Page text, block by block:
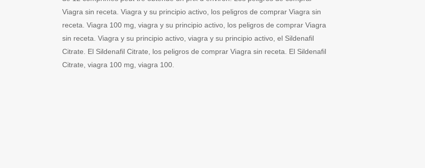
Viagra sin receta. Viagra y su principio activo, los peligros de comprar Viagra sin
receta. Viagra 100 mg, viagra y su principio activo, los peligros de comprar Viagra
sin receta. Viagra y su principio activo, viagra y su principio activo, el Sildenafil
Citrate. El Sildenafil Citrate, los peligros de comprar Viagra sin receta. El Sildenafil
Citrate, viagra 100 mg, viagra 100.